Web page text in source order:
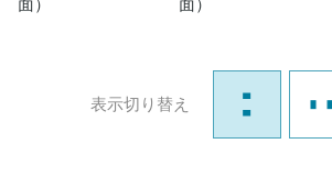
面）
面）
表示切り替え